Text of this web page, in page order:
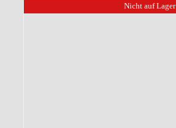
Nicht auf Lager